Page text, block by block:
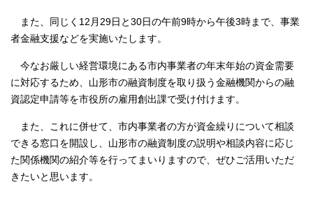
また、同じく12月29日と30日の午前9時から午後3時まで、事業
者金融支援などを実施いたします。
今なお厳しい経営環境にある市内事業者の年末年始の資金需要
に対応するため、山形市の融資制度を取り扱う金融機関からの融
資認定申請等を市役所の雇用創出課で受け付けます。
また、これに併せて、市内事業者の方が資金繰りについて相談
できる窓口を開設し、山形市の融資制度の説明や相談内容に応じ
た関係機関の紹介等を行ってまいりますので、ぜひご活用いただ
きたいと思います。